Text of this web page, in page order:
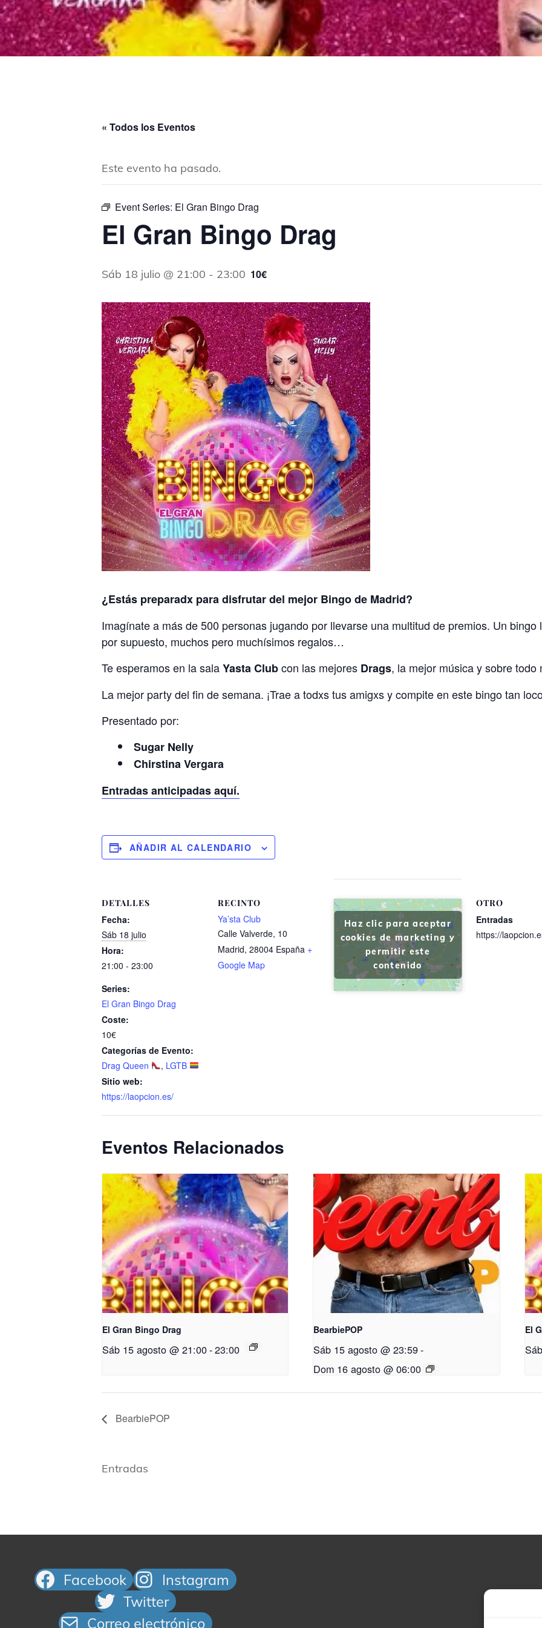
« Todos los Eventos
Este evento ha pasado.
Event Series: El Gran Bingo Drag
El Gran Bingo Drag
Sáb 18 julio @ 21:00 - 23:00 10€
¿Estás preparadx para disfrutar del mejor Bingo de Madrid?
Imagínate a más de 500 personas jugando por llevarse una multitud de premios. Un
por supuesto, muchos pero muchísimos regalos…
Te esperamos en la salaYasta Clubcon las mejores Drags, la mejor música y sobre
La mejor party del fin de semana. ¡Trae a todxs tus amigxs y compite en este bingo tan
Presentado por:
Sugar Nelly
Chirstina Vergara
Entradas anticipadas aquí.
AÑADIR AL CALENDARIO
DETALLES
Fecha:
Sáb 18 julio
Hora:
21:00 - 23:00
Series:
El Gran Bingo Drag
Coste:
10€
Categorías de Evento:
Drag Queen
, LGTB
Sitio web:
https://laopcion.es/
RECINTO
Ya’sta Club
Calle Valverde, 10
Madrid, 28004 España +
Google Map
Haz clic para aceptar
cookies de marketing y
permitir este
contenido
OTRO
Entradas
https://
Eventos Relacionados
El Gran Bingo Drag
Sáb 15 agosto @ 21:00-23:00
BearbiePOP
Sáb 15 agosto @ 23:59-
Dom 16 agosto @ 06:00
El
BearbiePOP
Entradas
Facebook
Instagram
Twitter
Correo electrónico